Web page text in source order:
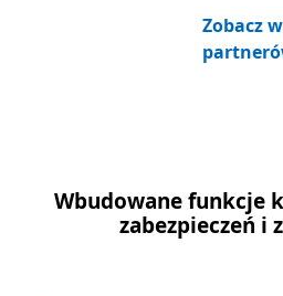
Zobacz
Wbudowane funkcje
zabezpieczeń i